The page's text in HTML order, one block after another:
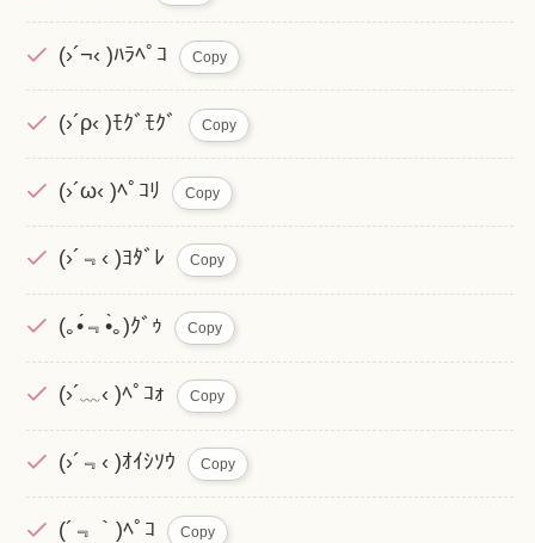
(›´¬‹ )ﾊﾗﾍﾟｺ Copy
(›´ρ‹ )ﾓｸﾞﾓｸﾞ Copy
(›´ω‹ )ﾍﾟｺﾘ Copy
(›´﹃‹ )ﾖﾀﾞﾚ Copy
(｡•́﹃•̀｡)ｸﾞｩ Copy
(›´﹏‹ )ﾍﾟｺｫ Copy
(›´﹃‹ )ｵｲｼｿｳ Copy
(´﹃｀)ﾍﾟｺ Copy